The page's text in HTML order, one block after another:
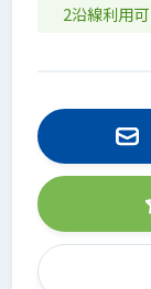
2沿線利用可